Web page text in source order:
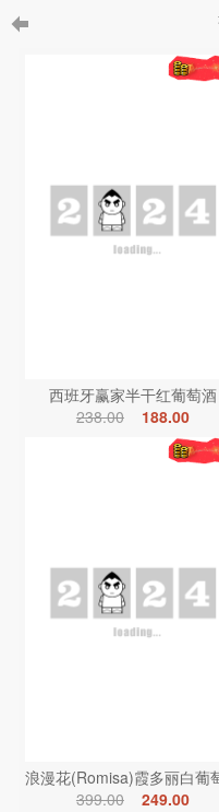
西班牙赢家半干红葡萄酒
238.00
188.00
浪漫花(Romisa)霞多丽白葡
399.00
249.00